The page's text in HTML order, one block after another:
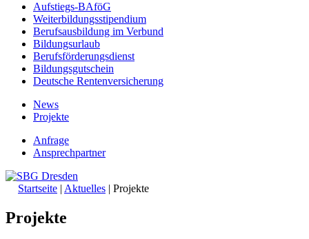
Aufstiegs-BAföG
Weiterbildungsstipendium
Berufsausbildung im Verbund
Bildungsurlaub
Berufsförderungsdienst
Bildungsgutschein
Deutsche Rentenversicherung
News
Projekte
Anfrage
Ansprechpartner
Startseite | Aktuelles | Projekte
Projekte